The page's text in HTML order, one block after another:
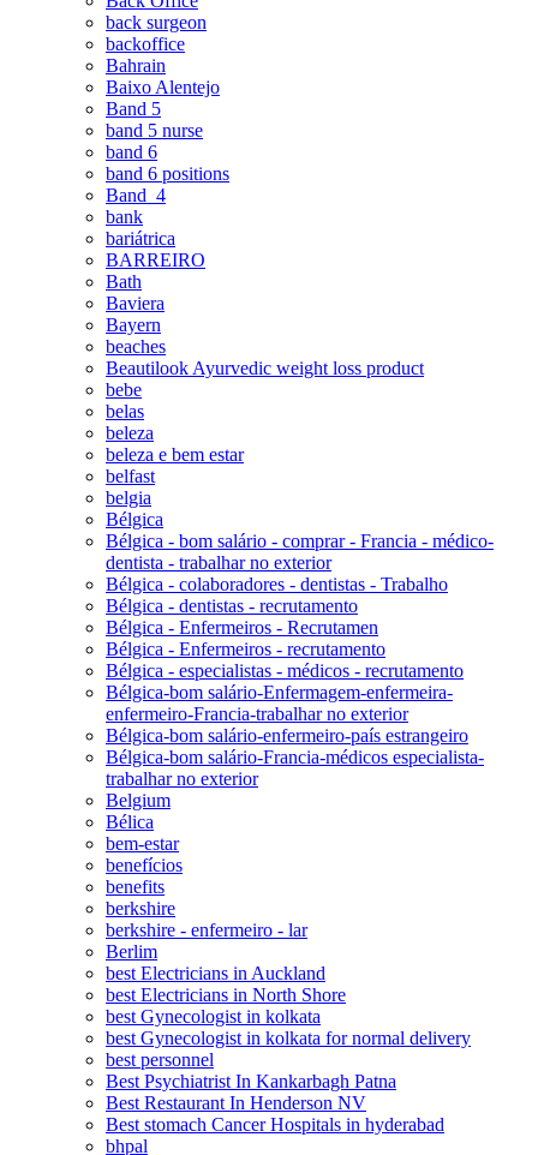
back surgeon
backoffice
Bahrain
Baixo Alentejo
Band 5
band 5 nurse
band 6
band 6 positions
Band_4
bank
bariátrica
BARREIRO
Bath
Baviera
Bayern
beaches
Beautilook Ayurvedic weight loss product
bebe
belas
beleza
beleza e bem estar
belfast
belgia
Bélgica
Bélgica - bom salário - comprar - Francia - médico-
dentista - trabalhar no exterior
Bélgica - colaboradores - dentistas - Trabalho
Bélgica - dentistas - recrutamento
Bélgica - Enfermeiros - Recrutamen
Bélgica - Enfermeiros - recrutamento
Bélgica - especialistas - médicos - recrutamento
Bélgica-bom salário-Enfermagem-enfermeira-
enfermeiro-Francia-trabalhar no exterior
Bélgica-bom salário-enfermeiro-país estrangeiro
Bélgica-bom salário-Francia-médicos especialista-
trabalhar no exterior
Belgium
Bélica
bem-estar
benefícios
benefits
berkshire
berkshire - enfermeiro - lar
Berlim
best Electricians in Auckland
best Electricians in North Shore
best Gynecologist in kolkata
best Gynecologist in kolkata for normal delivery
best personnel
Best Psychiatrist In Kankarbagh Patna
Best Restaurant In Henderson NV
Best stomach Cancer Hospitals in hyderabad
bhpal